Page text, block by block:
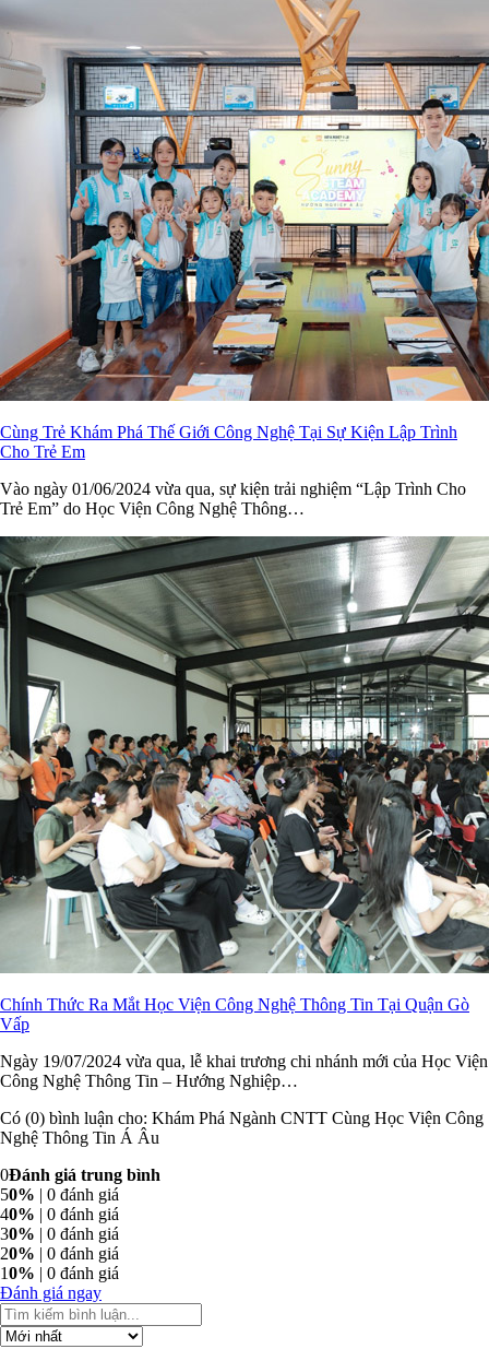
Cùng Trẻ Khám Phá Thế Giới Công Nghệ Tại Sự Kiện Lập Trình
Cho Trẻ Em
Vào ngày 01/06/2024 vừa qua, sự kiện trải nghiệm “Lập Trình Cho
Trẻ Em” do Học Viện Công Nghệ Thông…
Chính Thức Ra Mắt Học Viện Công Nghệ Thông Tin Tại Quận Gò
Vấp
Ngày 19/07/2024 vừa qua, lễ khai trương chi nhánh mới của Học Viện
Công Nghệ Thông Tin – Hướng Nghiệp…
Có (0) bình luận cho: Khám Phá Ngành CNTT Cùng Học Viện Công
Nghệ Thông Tin Á Âu
0Đánh giá trung bình
50% | 0 đánh giá
40% | 0 đánh giá
30% | 0 đánh giá
20% | 0 đánh giá
10% | 0 đánh giá
Đánh giá ngay